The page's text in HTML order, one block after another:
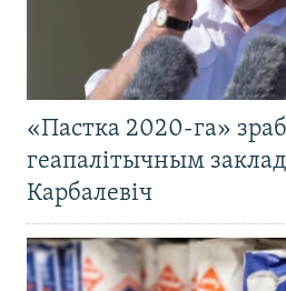
«Пастка 2020-га»
геапалітычным
Карбалевіч